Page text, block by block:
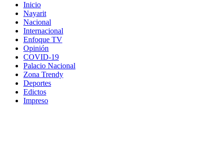
Inicio
Nayarit
Nacional
Internacional
Enfoque TV
Opinión
COVID-19
Palacio Nacional
Zona Trendy
Deportes
Edictos
Impreso